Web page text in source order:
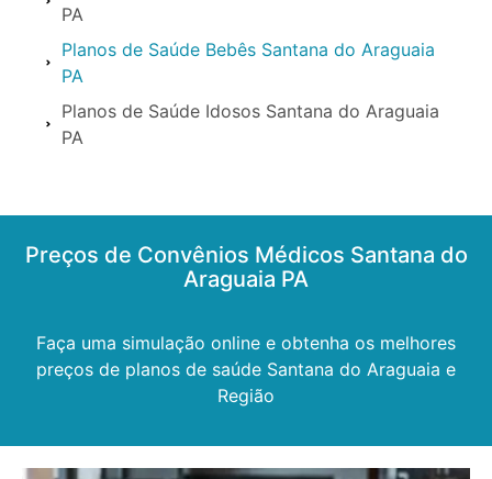
PA
Planos de Saúde Bebês Santana do Araguaia
PA
Planos de Saúde Idosos Santana do Araguaia
PA
Preços de Convênios Médicos Santana do
Araguaia PA
Faça uma simulação online e obtenha os melhores
preços de planos de saúde Santana do Araguaia e
Região